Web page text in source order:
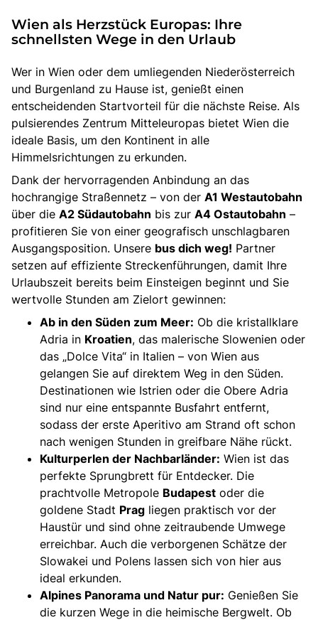
Wien als Herzstück Europas: Ihre
schnellsten Wege in den Urlaub
Wer in Wien oder dem umliegenden Niederösterreich
und Burgenland zu Hause ist, genießt einen
entscheidenden Startvorteil für die nächste Reise. Als
pulsierendes Zentrum Mitteleuropas bietet Wien die
ideale Basis, um den Kontinent in alle
Himmelsrichtungen zu erkunden.
Dank der hervorragenden Anbindung an das
hochrangige Straßennetz – von der A1 Westautobahn
über die A2 Südautobahn bis zur A4 Ostautobahn –
profitieren Sie von einer geografisch unschlagbaren
Ausgangsposition. Unsere bus dich weg! Partner
setzen auf effiziente Streckenführungen, damit Ihre
Urlaubszeit bereits beim Einsteigen beginnt und Sie
wertvolle Stunden am Zielort gewinnen:
Ab in den Süden zum Meer: Ob die kristallklare
Adria in Kroatien, das malerische Slowenien oder
das „Dolce Vita“ in Italien – von Wien aus
gelangen Sie auf direktem Weg in den Süden.
Destinationen wie Istrien oder die Obere Adria
sind nur eine entspannte Busfahrt entfernt,
sodass der erste Aperitivo am Strand oft schon
nach wenigen Stunden in greifbare Nähe rückt.
Kulturperlen der Nachbarländer: Wien ist das
perfekte Sprungbrett für Entdecker. Die
prachtvolle Metropole Budapest oder die
goldene Stadt Prag liegen praktisch vor der
Haustür und sind ohne zeitraubende Umwege
erreichbar. Auch die verborgenen Schätze der
Slowakei und Polens lassen sich von hier aus
ideal erkunden.
Alpines Panorama und Natur pur: Genießen Sie
die kurzen Wege in die heimische Bergwelt. Ob